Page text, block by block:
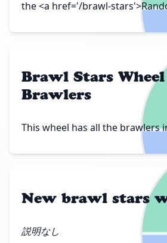
the <a href='/brawl-
Brawl Stars
Brawlers
This wheel has all the brawlers
New brawl stars
説明なし